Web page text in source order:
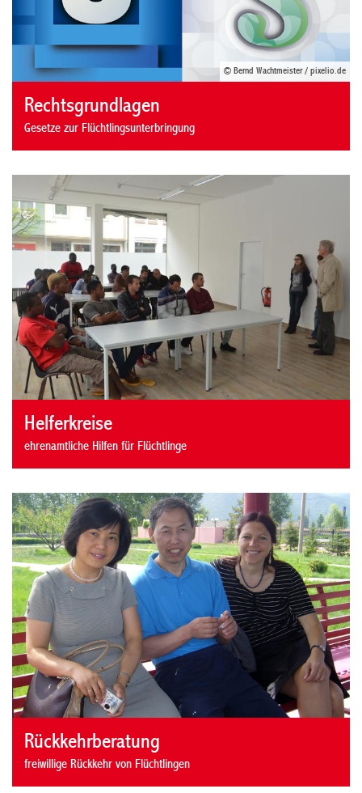
© Bernd Wachtmeister / pixelio.de
Rechtsgrundlagen
Gesetze zur Flüchtlingsunterbringung
Helferkreise
ehrenamtliche Hilfen für Flüchtlinge
Rückkehrberatung
freiwillige Rückkehr von Flüchtlingen